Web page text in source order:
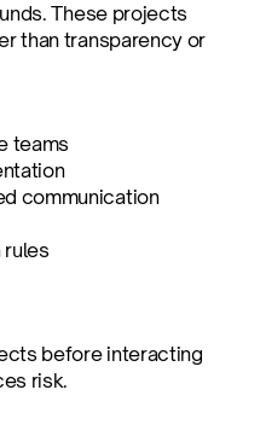
These projects
than transparency or
teams
communication
rules
before interacting
risk.